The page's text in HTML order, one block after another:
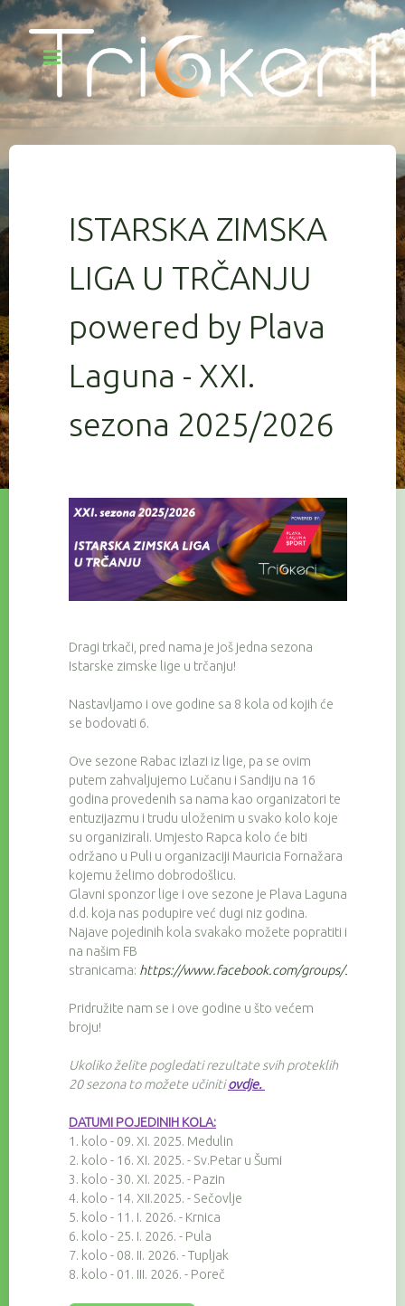
ISTARSKA ZIMSKA
LIGA U TRČANJU
powered by Plava
Laguna - XXI.
sezona 2025/2026
Dragi trkači, pred nama je još jedna sezona
Istarske zimske lige u trčanju!
Nastavljamo i ove godine sa 8 kola od kojih će
se bodovati 6.
Ove sezone Rabac izlazi iz lige, pa se ovim
putem zahvaljujemo Lučanu i Sandiju na 16
godina provedenih sa nama kao organizatori te
entuzijazmu i trudu uloženim u svako kolo koje
su organizirali. Umjesto Rapca kolo će biti
održano u Puli u organizaciji Mauricia Fornažara
kojemu želimo dobrodošlicu.
Glavni sponzor lige i ove sezone je Plava Laguna
d.d. koja nas podupire već dugi niz godina.
Najave pojedinih kola svakako možete popratiti i
na našim FB
stranicama: https://www.facebook.com/groups/
Pridružite nam se i ove godine u što većem
broju!
Ukoliko želite pogledati rezultate svih proteklih
20 sezona to možete učinitiovdje.
DATUMI POJEDINIH KOLA:
1. kolo - 09. XI. 2025. Medulin
2. kolo - 16. XI. 2025. - Sv.Petar u Šumi
3. kolo - 30. XI. 2025. - Pazin
4. kolo - 14. XII.2025. - Sečovlje
5. kolo - 11. I. 2026. - Krnica
6. kolo - 25. I. 2026. - Pula
7. kolo - 08. II. 2026. - Tupljak
8. kolo - 01. III. 2026. - Poreč